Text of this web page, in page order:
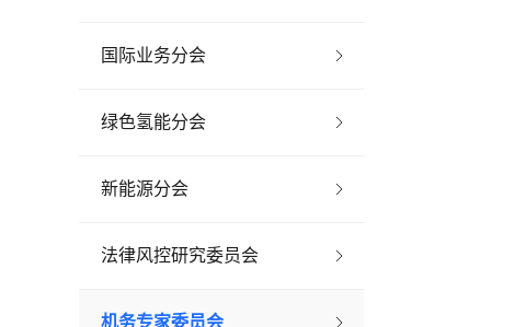
国际业务分会
绿色氢能分会
新能源分会
法律风控研究委员会
机务专家委员会